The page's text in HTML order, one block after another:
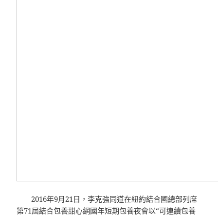
2016年9月21日，李克強同道在紐約結合國總部列席
第71屆結合包養甜心網國年短期包養夜會以“可連續包養